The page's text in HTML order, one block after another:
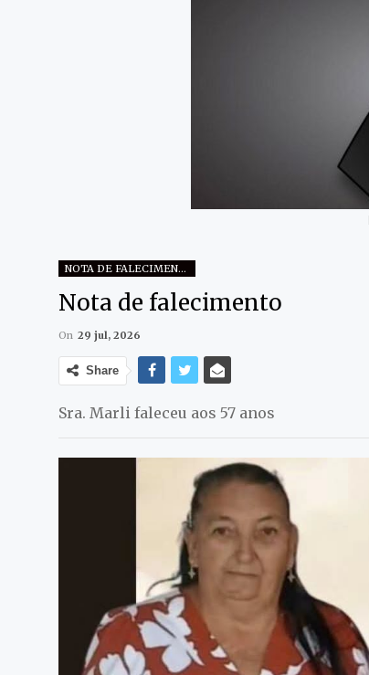
NOTA DE FALECIMENTO
Nota de falecimento
On 29 jul, 2026
Share
Sra. Marli faleceu aos 57 anos